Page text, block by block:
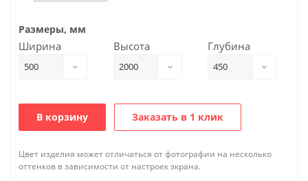
Размеры, мм
Ширина
500
Высота
2000
Глубина
450
В корзину Заказать в 1 клик
Цвет изделия может отличаться от фотографии на несколько
оттенков в зависимости от настроек экрана.